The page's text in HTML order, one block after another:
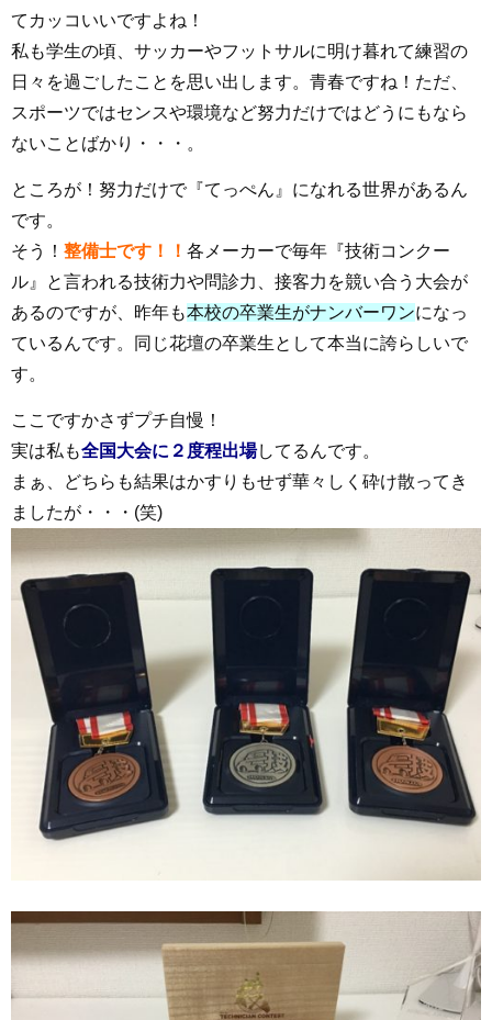
てカッコいいですよね！
私も学生の頃、サッカーやフットサルに明け暮れて練習の
日々を過ごしたことを思い出します。青春ですね！ただ、
スポーツではセンスや環境など努力だけではどうにもなら
ないことばかり・・・。
ところが！努力だけで『てっぺん』になれる世界があるん
です。
そう！ 整備士です！！ 各メーカーで毎年『技術コンクー
ル』と言われる技術力や問診力、接客力を競い合う大会が
あるのですが、昨年も本校の卒業生がナンバーワンになっ
ているんです。同じ花壇の卒業生として本当に誇らしいで
す。
ここですかさずプチ自慢！
実は私も全国大会に２度程出場してるんです。
まぁ、どちらも結果はかすりもせず華々しく砕け散ってき
ましたが・・・(笑)